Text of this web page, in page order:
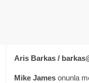
Aris Barkas /
Mike James onunla